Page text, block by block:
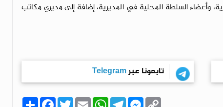
وأعضاء السلطة المحلية في المديرية، إضافة إلى مديري مكاتب
تابعونا عبرTelegram
ا F T E W T M C